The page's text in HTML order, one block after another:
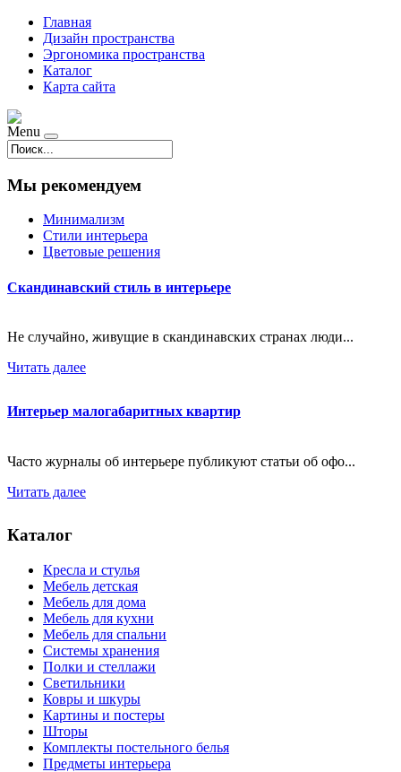
Главная
Дизайн пространства
Эргономика пространства
Каталог
Карта сайта
Menu
Мы рекомендуем
Минимализм
Стили интерьера
Цветовые решения
Скандинавский стиль в интерьере
Не случайно, живущие в скандинавских странах люди...
Читать далее
Интерьер малогабаритных квартир
Часто журналы об интерьере публикуют статьи об офо...
Читать далее
Каталог
Кресла и стулья
Мебель детская
Мебель для дома
Мебель для кухни
Мебель для спальни
Системы хранения
Полки и стеллажи
Светильники
Ковры и шкуры
Картины и постеры
Шторы
Комплекты постельного белья
Предметы интерьера